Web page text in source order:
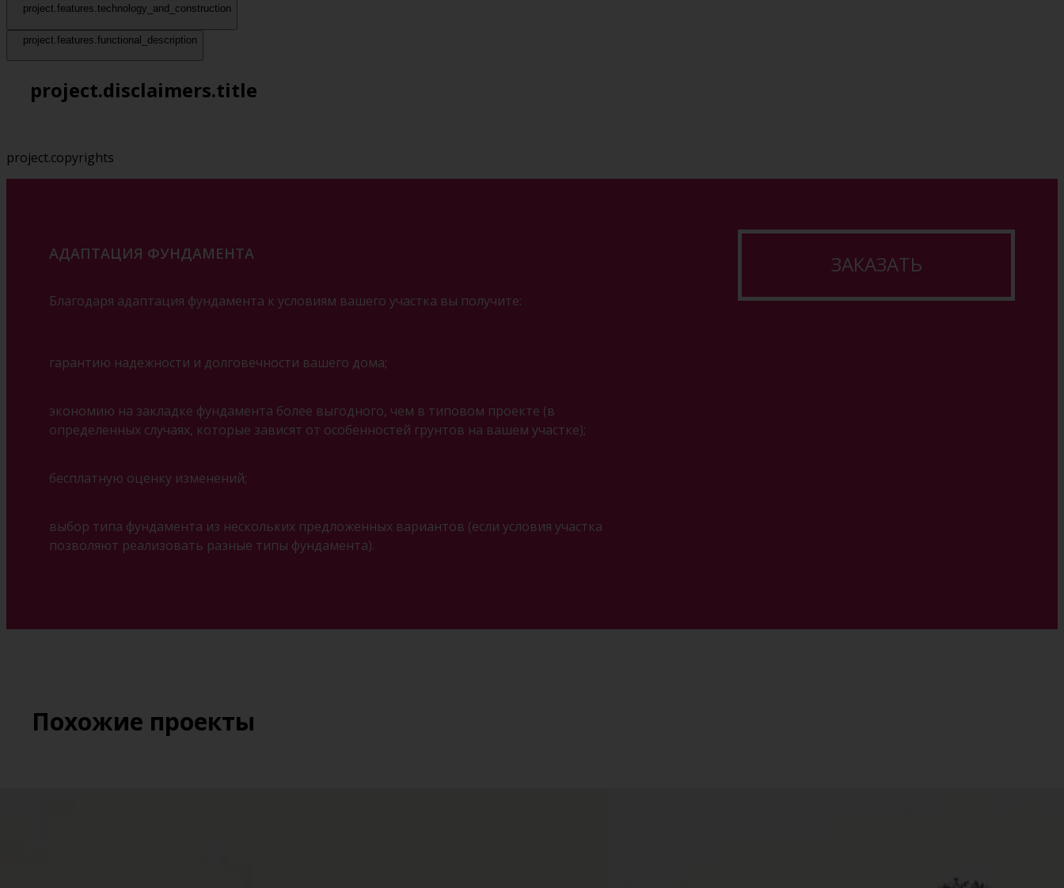
project.features.technology_and_construction
project.features.functional_description
project.disclaimers.title
project.copyrights
АДАПТАЦИЯ ФУНДАМЕНТА
Благодаря адаптация фундамента к условиям вашего участка вы получите:
гарантию надежности и долговечности вашего дома;
экономию на закладке фундамента более выгодного, чем в типовом проекте (в
определенных случаях, которые зависят от особенностей грунтов на вашем участке);
бесплатную оценку изменений;
выбор типа фундамента из нескольких предложенных вариантов (если условия участка
позволяют реализовать разные типы фундамента).
ЗАКАЗАТЬ
Похожие проекты